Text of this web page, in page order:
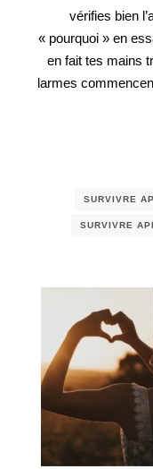
vérifies bien
« pourquoi » en
en fait tes mains
larmes
SURVIVRE
SURVIVRE